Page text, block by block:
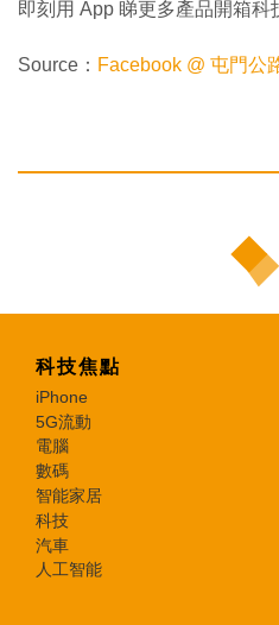
即刻用 App 睇更多產品開箱科
Source： Facebook @ 屯門公
科技焦點
iPhone
5G流動
電腦
數碼
智能家居
科技
汽車
人工智能